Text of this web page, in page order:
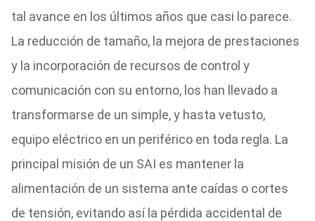
tal avance en los últimos años que casi lo parece.
La reducción de tamaño, la mejora de prestaciones
y la incorporación de recursos de control y
comunicación con su entorno, los han llevado a
transformarse de un simple, y hasta vetusto,
equipo eléctrico en un periférico en toda regla. La
principal misión de un SAI es mantener la
alimentación de un sistema ante caídas o cortes
de tensión, evitando así la pérdida accidental de